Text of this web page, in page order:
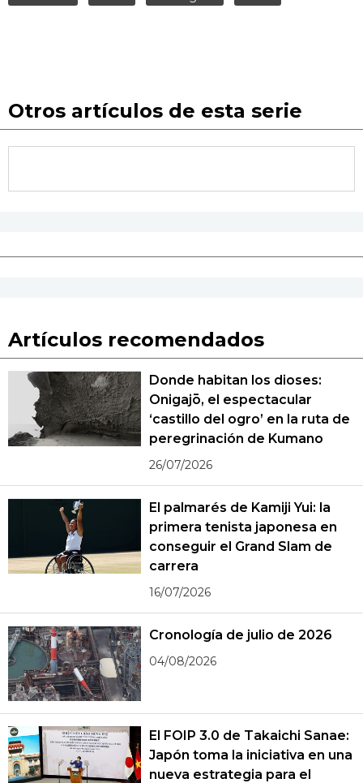
Otros artículos de esta serie
Artículos recomendados
Donde habitan los dioses:
Onigajō, el espectacular
‘castillo del ogro’ en la ruta de
peregrinación de Kumano
26/07/2026
El palmarés de Kamiji Yui: la
primera tenista japonesa en
conseguir el Grand Slam de
carrera
16/07/2026
Cronología de julio de 2026
04/08/2026
El FOIP 3.0 de Takaichi Sanae:
Japón toma la iniciativa en una
nueva estrategia para el